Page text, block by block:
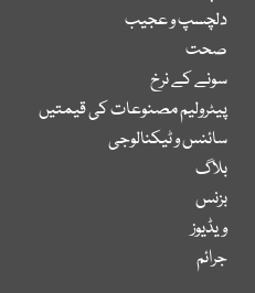
دلچسپ و عجیب
صحت
سونے کے نرخ
پیٹرولیم مصنوعات کی قیمتیں
سائنس و ٹیکنالوجی
بلاگ
بزنس
ویڈیوز
جرائم